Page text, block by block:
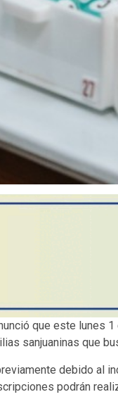
que este
sanjuaninas que
debido al
podrán